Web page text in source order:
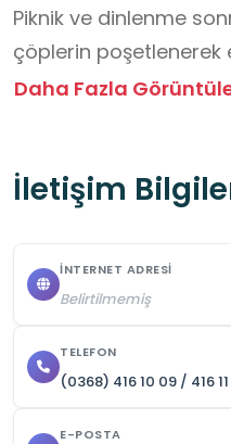
Piknik ve dinlenme
çöplerin poşetlenerek
noktasına
riayet edilmeli ve
öğrencilere
Daha Fazla
İletişim
İNTERNET ADRESI
Belirtilmemiş
TELEFON
(0368) 416 10 09 / 416
E-POSTA